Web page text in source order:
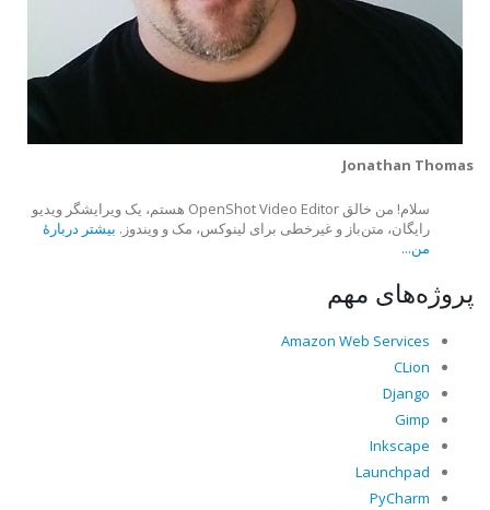
Jonathan Thomas
سلام! من خالق OpenShot Video Editor هستم، یک ویرایشگر ویدیو
رایگان، متن‌باز و غیرخطی برای لینوکس، مک و ویندوز. بیشتر دربارهٔ
من...
پروژه‌های مهم
Amazon Web Services
CLion
Django
Gimp
Inkscape
Launchpad
PyCharm